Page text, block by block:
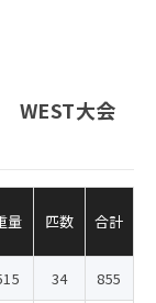
WEST大会
量 匹数 合計
34 855